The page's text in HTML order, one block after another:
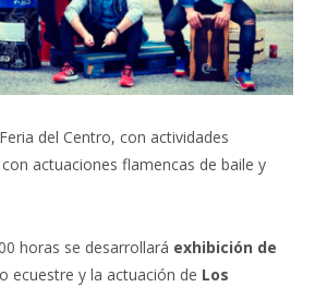
del Centro, con actividades
actuaciones flamencas de baile y
horas se desarrollará exhibición de
ecuestre y la actuación de Los